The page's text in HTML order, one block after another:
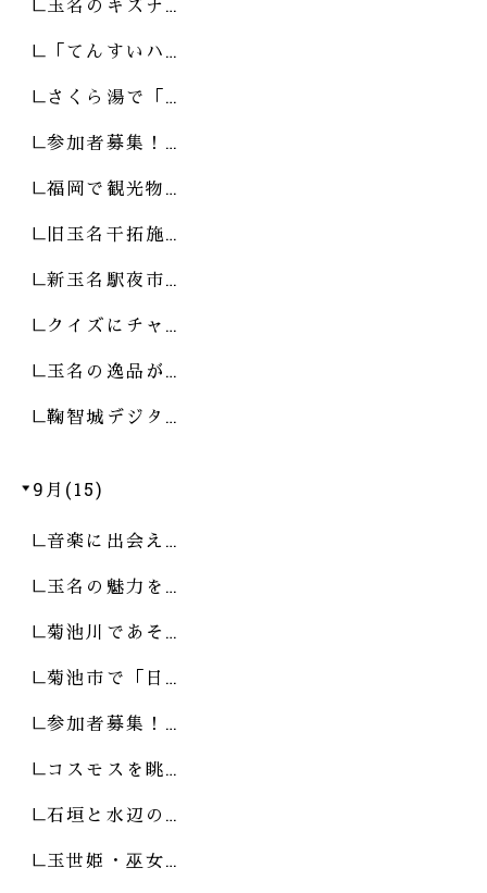
玉名のキズナ…
「てんすいハ…
さくら湯で「…
参加者募集！…
福岡で観光物…
旧玉名干拓施…
新玉名駅夜市…
クイズにチャ…
玉名の逸品が…
鞠智城デジタ…
9月(15)
音楽に出会え…
玉名の魅力を…
菊池川であそ…
菊池市で「日…
参加者募集！…
コスモスを眺…
石垣と水辺の…
玉世姫・巫女…